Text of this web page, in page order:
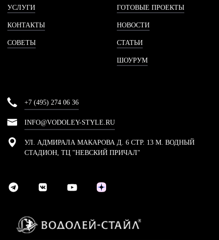
УСЛУГИ
КОНТАКТЫ
СОВЕТЫ
ГОТОВЫЕ ПРОЕКТЫ
НОВОСТИ
СТАТЬИ
ШОУРУМ
+7 (495) 274 06 36
INFO@VODOLEY-STYLE.RU
УЛ. АДМИРАЛА МАКАРОВА Д. 6 СТР. 13 М. ВОДНЫЙ
СТАДИОН, ТЦ "НЕВСКИЙ ПРИЧАЛ"